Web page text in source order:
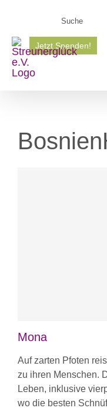
springen
Jetzt Spenden!
Mona
Auf zarten Pfoten
zu ihren Menschen.
Leben, inklusive
wo die besten